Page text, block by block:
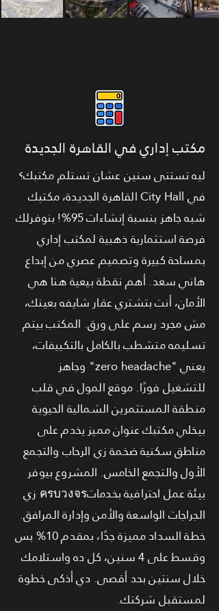
مكتب إداري في القاهرة الجديدة
ليه تستنى سنين عشان تستلم مكتبك؟
في City Hall القاهرة الجديدة، مكتبك
شبه جاهز بنسبة إنشاءات 95%! بنوفرلك
فرصة استثمارية ذهبية لمكتب إداري
بمساحة كبيرة وتصميم عصري من إبداع
هاني سعد. أهم نقطة بيعية هنا هي
الأمان، أنت بتشتري عقار شايفه بعينك،
مش مجرد رسم على ورق. المكتب بيتم
تسليمه متشطب بالكامل بالتكييفات،
يعني "zero headache" وجاهز
للتشغيل فورًا. موقع المول في قلب
منطقة المستثمرين الشمالية الحيوية
بيخلي مكتبك عنوان مميز يخدم على
مناطق سكنية ضخمة زي الرحاب والتجمع
الأول والتجمع الخامس. المشروع بيوفر
بيئة عمل احترافية بخدماتครบวงจร زي
الجراجات الواسعة والأمن وإدارة المرافق.
خطة السداد مميزة جدًا، بمقدم 10% بس
وقسط على 4 سنين، كل ده واستلامك
خلال سنتين بحد أقصى. دي أذكى خطوة
لمستقبل شركتك.